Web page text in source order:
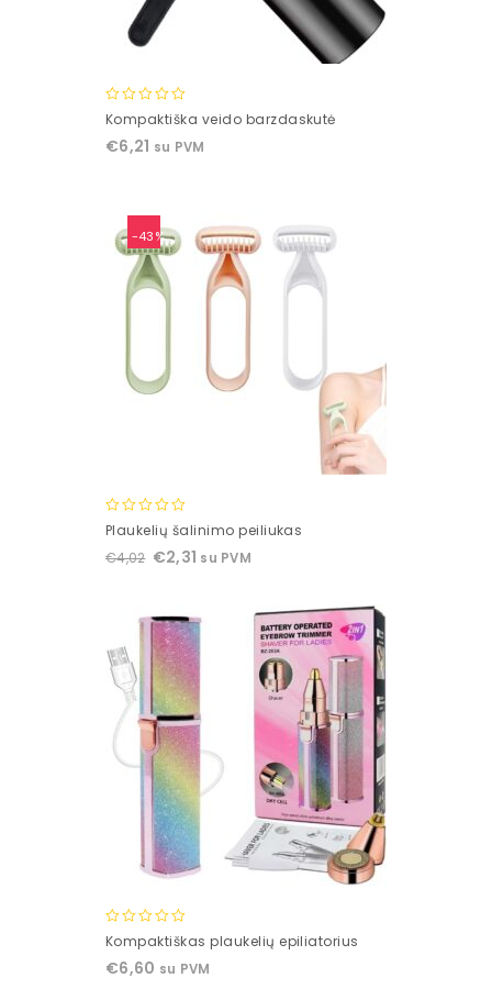
0
of
Kompaktiška veido barzdaskutė
€6,21 su PVM
-43%
0
of
Plaukelių šalinimo peiliukas
€4,02 €2,31 su PVM
0
of
Kompaktiškas plaukelių epiliatorius
€6,60 su PVM